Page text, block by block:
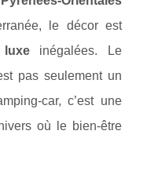
le décor est
inégalées. Le
pas seulement un
car, c’est une
où le bien-être